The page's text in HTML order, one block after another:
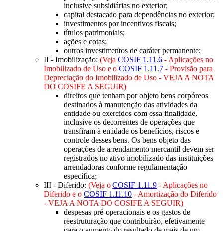
inclusive subsidiárias no exterior;
capital destacado para dependências no exterior;
investimentos por incentivos fiscais;
títulos patrimoniais;
ações e cotas;
outros investimentos de caráter permanente;
II - Imobilização: (Veja COSIF 1.11.6 - Aplicações no
Imobilizado de Uso e o COSIF 1.11.7 - Provisão para
Depreciação do Imobilizado de Uso - VEJA A NOTA
DO COSIFE A SEGUIR)
direitos que tenham por objeto bens corpóreos
destinados à manutenção das atividades da
entidade ou exercidos com essa finalidade,
inclusive os decorrentes de operações que
transfiram à entidade os benefícios, riscos e
controle desses bens. Os bens objeto das
operações de arrendamento mercantil devem ser
registrados no ativo imobilizado das instituições
arrendadoras conforme regulamentação
específica;
III - Diferido: (Veja o COSIF 1.11.9 - Aplicações no
Diferido e o COSIF 1.11.10 - Amortização do Diferido
- VEJA A NOTA DO COSIFE A SEGUIR)
despesas pré-operacionais e os gastos de
reestruturação que contribuirão, efetivamente